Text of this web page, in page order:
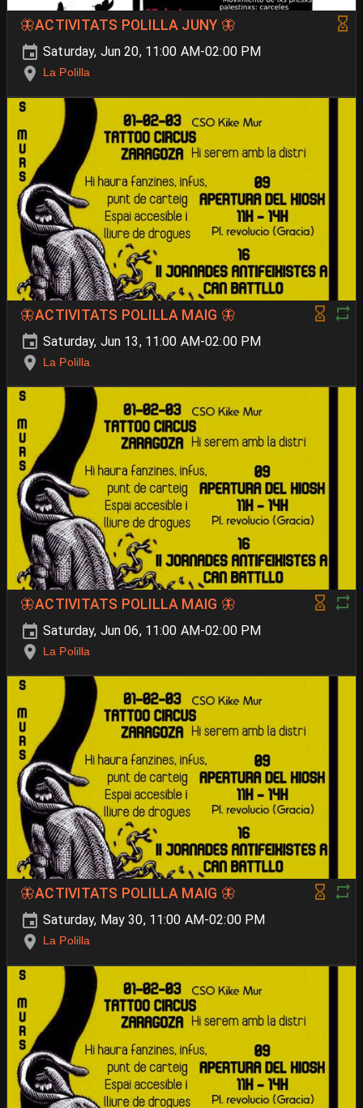
🦋ACTIVITATS POLILLA JUNY 🦋
Saturday, Jun 20, 11:00 AM-02:00 PM
La Polilla
🦋ACTIVITATS POLILLA MAIG 🦋
Saturday, Jun 13, 11:00 AM-02:00 PM
La Polilla
🦋ACTIVITATS POLILLA MAIG 🦋
Saturday, Jun 06, 11:00 AM-02:00 PM
La Polilla
🦋ACTIVITATS POLILLA MAIG 🦋
Saturday, May 30, 11:00 AM-02:00 PM
La Polilla